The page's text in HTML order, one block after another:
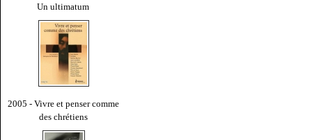
Un ultimatum
2005 - Vivre et penser comme
des chrétiens